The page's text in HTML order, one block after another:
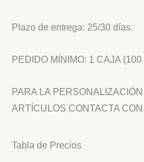
Plazo de entrega: 25/30 días.
PEDIDO MÍNIMO: 1 CAJA
PARA LA
ARTÍCULOS CONTACTA
Tabla de Precios